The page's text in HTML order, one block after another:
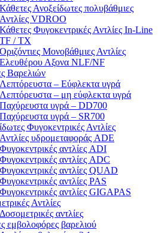
Κάθετες Ανοξείδωτες πολυβάθμιες
Αντλίες VDROO
Κάθετες Φυγοκεντρικές Αντλίες In-Line
TF / TX
Oριζόντιες Μονοβάθμιες Αντλίες
Ελευθέρου Αξονα NLF/NF
Βαρελιών
Λεπτόρευστα – Εύφλεκτα υγρά
Λεπτόρευστα – μη εύφλεκτα υγρά
Παχύρευστα υγρά – DD700
Παχύρευστα υγρά – SR700
Φυγοκεντρικές Αντλίες
Αντλίες υδρομεταφοράς ADE
Φυγοκεντρικές αντλίες ADI
Φυγοκεντρικές αντλίες ADC
Φυγοκεντρικές αντλίες QUAD
Φυγοκεντρικές αντλίες PAS
Φυγοκεντρικές αντλίες GIGAPAS
Αντλίες
Δοσομετρικές αντλίες
εμβολοφόρες βαρελιού